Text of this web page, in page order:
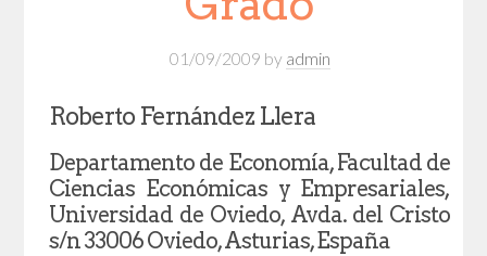
01/09/2009 by admin
Roberto Fernández Llera
Departamento de Economía, Facultad de
Ciencias Económicas y Empresariales,
Universidad de Oviedo, Avda. del Cristo
s/n 33006 Oviedo, Asturias, España